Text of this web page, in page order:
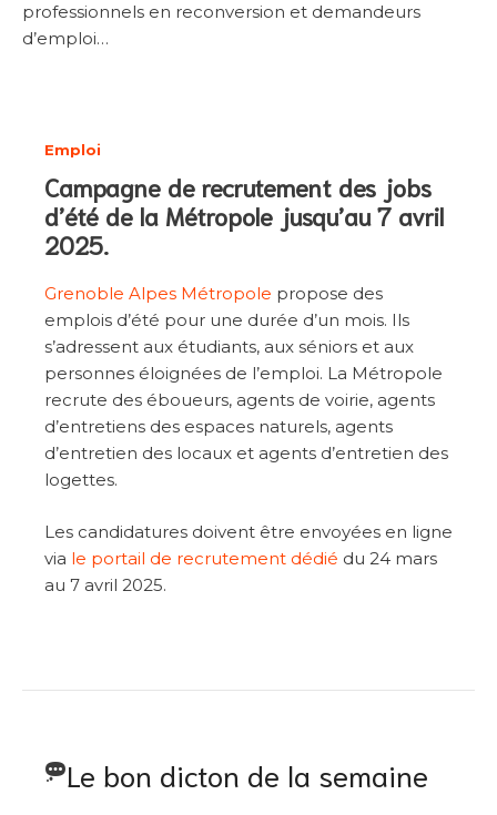
professionnels en reconversion et demandeurs
d’emploi…
Emploi
Campagne de recrutement des jobs
d’été de la Métropole jusqu’au 7 avril
2025.
Grenoble Alpes Métropole propose des
emplois d’été pour une durée d’un mois. Ils
s’adressent aux étudiants, aux séniors et aux
personnes éloignées de l’emploi. La Métropole
recrute des éboueurs, agents de voirie, agents
d’entretiens des espaces naturels, agents
d’entretien des locaux et agents d’entretien des
logettes.
Les candidatures doivent être envoyées en ligne
via le portail de recrutement dédié du 24 mars
au 7 avril 2025.
Le bon dicton de la semaine